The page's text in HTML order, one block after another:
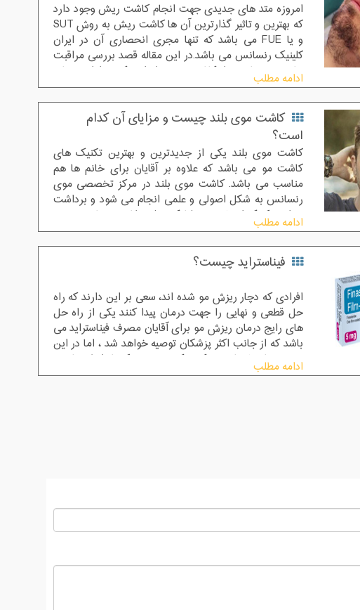
امروزه متد های جدیدی جهت انجام کاشت ریش وجود دارد
که بهترین و تاثیر گذارترین آن ها کاشت ریش به روش SUT
و یا FUE می باشد که تنها مجری انحصاری آن در ایران
کلینیک رنسانس می باشد.در این مقاله قصد بررسی مراقبت
های مورد نیاز بعد از کاشت ریش را داریم که در ادامه درباره
آن صحبت خواهیم نمود.
ادامه مطلب
کاشت موی بلند چیست و مزایای آن کدام
است؟
کاشت موی بلند یکی از جدیدترین و بهترین تکنیک های
کاشت مو می باشد که علاوه بر آقایان برای خانم ها هم
مناسب می باشد. کاشت موی بلند در مرکز تخصصی موی
رنسانس به شکل اصولی و علمی انجام می شود و برداشت
در این تکنیک از پشت سر (بانک مو) برداشته می شود
ادامه مطلب
فیناستراید چیست؟
افرادی که دچار ریزش مو شده اند، سعی بر این دارند که راه
حل قطعی و نهایی را جهت درمان پیدا کنند یکی از راه حل
های رایج درمان ریزش مو برای آقایان مصرف فیناستراید می
باشد که از جانب اکثر پزشکان توصیه خواهد شد ، اما در این
بخش ما پیشنهاد می کنیم که در صورتیکه شرایط مناسبی
برای کاشت مو دارید سراغ کاشت مو به روش SUT رفته چرا
ادامه مطلب